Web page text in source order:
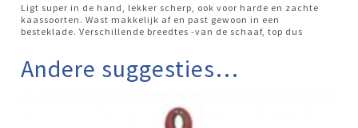
Ligt super in de hand, lekker scherp, ook voor harde en zachte
kaassoorten. Wast makkelijk af en past gewoon in een
besteklade. Verschillende breedtes -van de schaaf, top dus
Andere suggesties…